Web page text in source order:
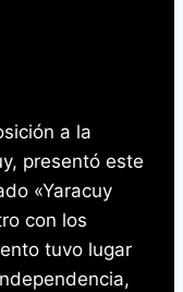
a la
presentó este
«Yaracuy
con los
tuvo lugar